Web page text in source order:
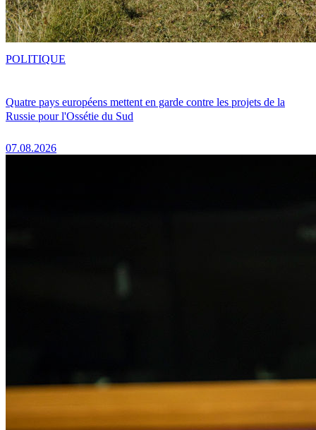
Quatre pays européens mettent en garde contre les projets de la
Russie pour l'Ossétie du Sud
07.08.2026
POLITIQUE